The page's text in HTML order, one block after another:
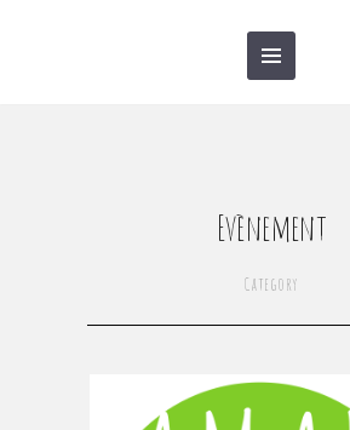
Evènement
Category